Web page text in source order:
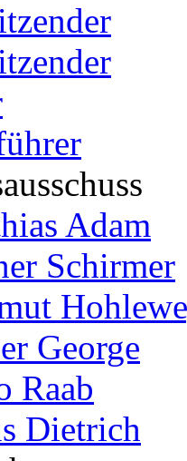
Adam
Schirmer
George
Raab
Dietrich